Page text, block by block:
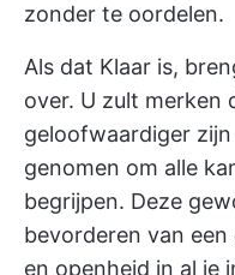
zonder te oordelen.
Als dat Klaar is,
over. U zult merken
geloofwaardiger
genomen om alle
begrijpen. Deze
bevorderen van
en openheid in al je